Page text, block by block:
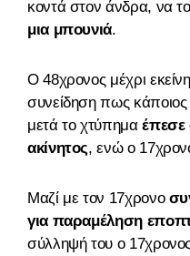
κοντά στον άνδρα, να
μια μπουνιά.
Ο 48χρονος μέχρι
συνείδηση πως κάποιος
μετά το χτύπημαέπεσε
ακίνητος, ενώ ο
Μαζί με τον 17χρονο
για παραμέληση
σύλληψή του ο